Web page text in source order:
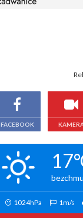
FACEBOOK
1024hPa 1m/s